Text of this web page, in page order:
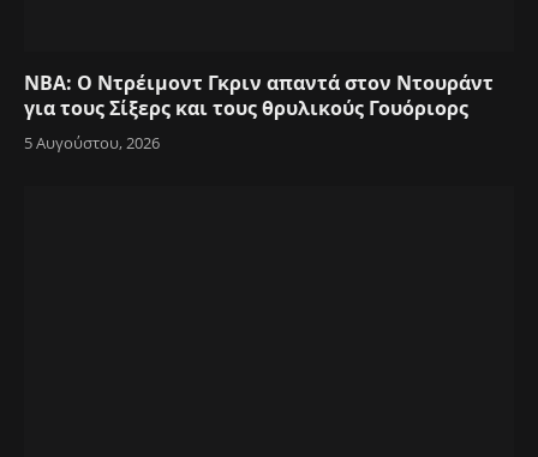
NBA: Ο Ντρέιμοντ Γκριν απαντά στον Ντουράντ
για τους Σίξερς και τους θρυλικούς Γουόριορς
5 Αυγούστου, 2026